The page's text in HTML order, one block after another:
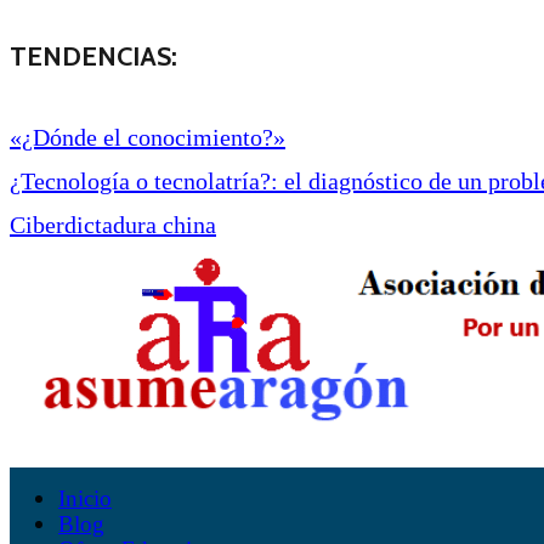
TENDENCIAS:
«¿Dónde el conocimiento?»
¿Tecnología o tecnolatría?: el diagnóstico de un
Ciberdictadura china
Inicio
Blog